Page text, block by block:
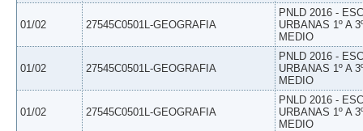
01/02 27545C0501L-GEOGRAFIA
PNLD 2016 -
URBANAS 1º A
MEDIO
01/02 27545C0501L-GEOGRAFIA
PNLD 2016 -
URBANAS 1º A
MEDIO
01/02 27545C0501L-GEOGRAFIA
PNLD 2016 -
URBANAS 1º A
MEDIO